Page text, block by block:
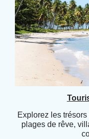
Explorez les
plages de rêve,